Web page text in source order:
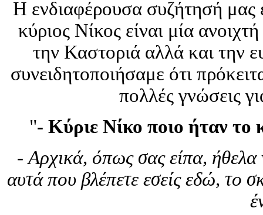
Η ενδιαφέρουσα συζήτησή
κύριος Νίκος είναι μία
την Καστοριά αλλά και την
συνειδητοποιήσαμε ότι
πολλές γνώσεις
"- Κύριε Νίκο ποιο ήταν το
-Αρχικά, όπως σας είπα,
αυτά που βλέπετε εσείς εδώ, το